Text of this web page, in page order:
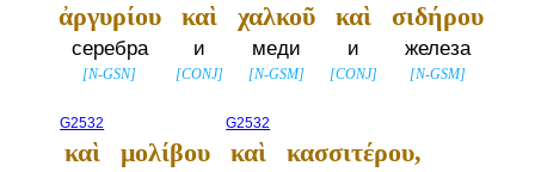
ἀργυρίου
серебра
[N-GSN]
καὶ
и
[CONJ]
χαλκοῦ
меди
[N-GSM]
καὶ
и
[CONJ]
σιδήρου
железа
[N-GSM]
G2532
καὶ μολίβου
G2532
καὶ κασσιτέρου,